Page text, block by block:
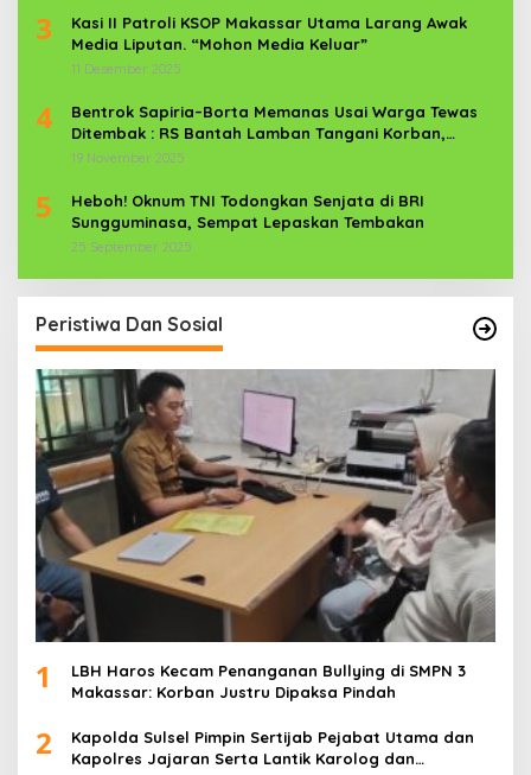
3
Kasi II Patroli KSOP Makassar Utama Larang Awak
Media Liputan. “Mohon Media Keluar”
11 Desember 2025
4
Bentrok Sapiria–Borta Memanas Usai Warga Tewas
Ditembak : RS Bantah Lamban Tangani Korban,
Aparat TNI-POLRI Dikerahkan
19 November 2025
5
Heboh! Oknum TNI Todongkan Senjata di BRI
Sungguminasa, Sempat Lepaskan Tembakan
25 September 2025
Peristiwa Dan Sosial
1
LBH Haros Kecam Penanganan Bullying di SMPN 3
Makassar: Korban Justru Dipaksa Pindah
2
Kapolda Sulsel Pimpin Sertijab Pejabat Utama dan
Kapolres Jajaran Serta Lantik Karolog dan